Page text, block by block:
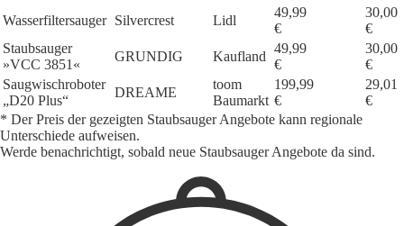
Wasserfiltersauger Silvercrest Lidl
49,99
€
30,00
€
Staubsauger
»VCC 3851«
GRUNDIG Kaufland
49,99
€
30,00
€
Saugwischroboter
„D20 Plus“
DREAME
toom
Baumarkt
199,99
€
29,01
€
* Der Preis der gezeigten Staubsauger Angebote kann regionale
Unterschiede aufweisen.
Werde benachrichtigt, sobald neue Staubsauger Angebote da sind.